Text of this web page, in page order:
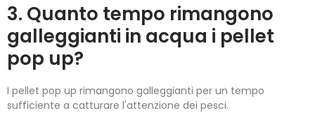
3. Quanto tempo rimangono
galleggianti in acqua i pellet
pop up?
I pellet pop up rimangono galleggianti per un tempo
sufficiente a catturare l'attenzione dei pesci.